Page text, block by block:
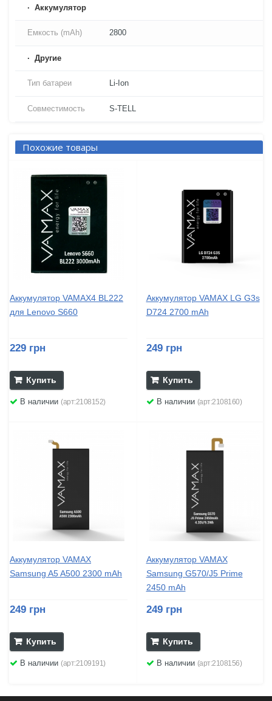
Аккумулятор
Емкость (mAh) 2800
Другие
Тип батареи Li-Ion
Совместимость S-TELL
Похожие товары
Аккумулятор VAMAX4 BL222
для Lenovo S660
229 грн
Купить
В наличии (арт:2108152)
Аккумулятор VAMAX LG G3s
D724 2700 mAh
249 грн
Купить
В наличии (арт:2108160)
Аккумулятор VAMAX
Samsung A5 A500 2300 mAh
249 грн
Купить
В наличии (арт:2109191)
Аккумулятор VAMAX
Samsung G570/J5 Prime
2450 mAh
249 грн
Купить
В наличии (арт:2108156)